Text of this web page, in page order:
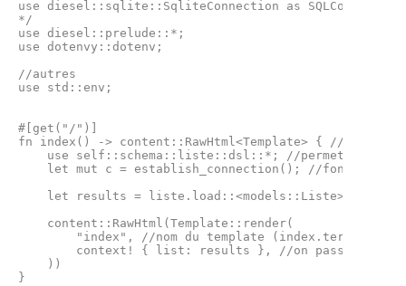
use diesel::sqlite::SqliteConnection as
*/
use diesel::prelude::*;
use dotenvy::dotenv;
//autres
use std::env;
#[get("/")]
fn index() -> content::RawHtml<Template> { //on
use self::schema::liste::dsl::*; //permet
let mut c = establish_connection(); //fonction
let results = liste.load::<models::Liste>(&mut
    content::RawHtml(Template::render(
        "index", //nom du template (index.tera)
context! { list: results }, //on passe en
    ))
}